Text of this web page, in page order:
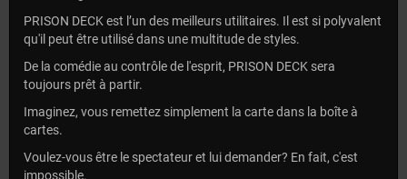
PRISON DECK est l’un des meilleurs utilitaires. Il est si polyvalent
qu'il peut être utilisé dans une multitude de styles.
De la comédie au contrôle de l'esprit, PRISON DECK sera
toujours prêt à partir.
Imaginez, vous remettez simplement la carte dans la boîte à
cartes.
Voulez-vous être le spectateur et lui demander? En fait, c'est
impossible.